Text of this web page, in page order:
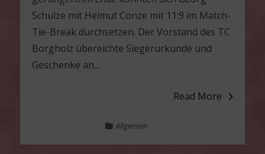
Schulze mit Helmut Conze mit 11:9 im Match-
Tie-Break durchsetzen. Der Vorstand des TC
Borgholz übereichte Siegerurkunde und
Geschenke an...
Read More
Allgemein